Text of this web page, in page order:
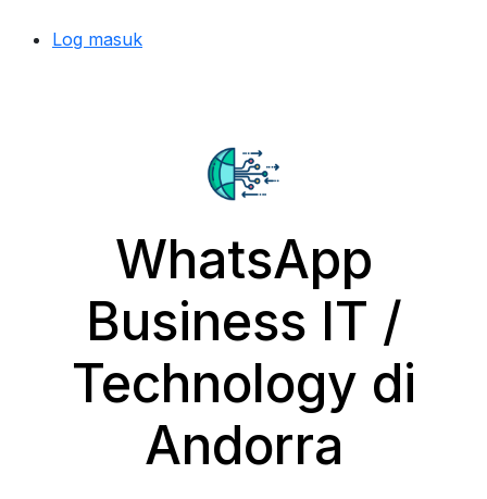
Log masuk
WhatsApp
Business IT /
Technology di
Andorra